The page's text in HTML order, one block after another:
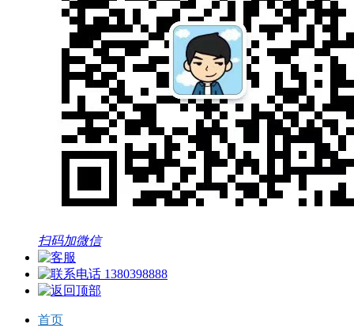
扫码加微信
1380398888
首页